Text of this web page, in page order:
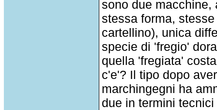
sono due macchine,
stessa forma,
cartellino), unica
specie di 'fregio'
quella 'fregiata'
c'e'? Il tipo dopo
marchingegni ha
due in termini